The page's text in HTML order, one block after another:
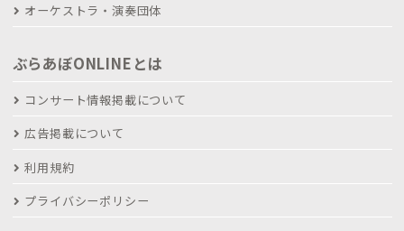
オーケストラ・演奏団体
ぶらあぼONLINEとは
コンサート情報掲載について
広告掲載について
利用規約
プライバシーポリシー